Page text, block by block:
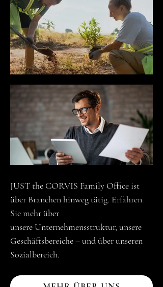
JUST the CORVIS Family Office ist
über Branchen hinweg tätig. Erfahren
Sie mehr über
unsereUnternehmensstruktur, unsere
Geschäftsbereiche – und über unseren
Sozialbereich.